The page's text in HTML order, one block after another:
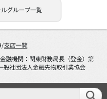
グループ一覧
支店一覧
一般社団法人金融先物取引業協会